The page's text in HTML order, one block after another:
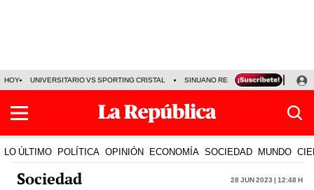
HOY UNIVERSITARIO VS SPORTING CRISTAL SINUANO RESULTADOS HOY
LO ÚLTIMO POLÍTICA OPINIÓN ECONOMÍA SOCIEDAD MUNDO
Sociedad 28 Jun 2023 | 12:48 h